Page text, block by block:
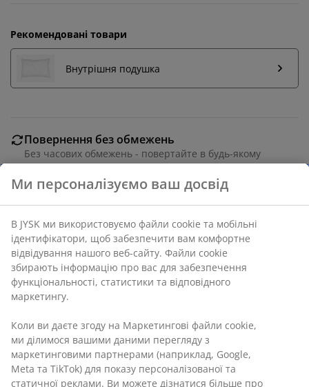
Рекомендовані товари
Внутрішня подушка
Повернення без обмежень
Без часових обмежень - повертайте в будь-якому
магазині JYSK
Гарантія ціни
30 днів гарантії ціни на всі товари
Різні варіанти доставки
Швидка та зручна доставка на ваш вибір
Артикул: 6896446
Характеристики
Ми персоналізуємо ваш досвід
ідентифікатори, щоб забезпечити вам комфортне
відвідування нашого веб-сайту. Файли cookie збирають
інформацію про вас для забезпечення функціональності,
статистики та відповідного маркетингу.